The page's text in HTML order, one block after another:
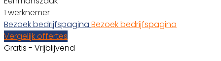
1 werknemer
Bezoek bedrijfspagina Bezoek bedrijfspagina
Vergelijk offertes
Gratis - Vrijblijvend